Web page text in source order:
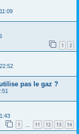
1 2
pas le gaz ?
1 11 12 13 14